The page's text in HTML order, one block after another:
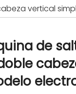
vertical
de